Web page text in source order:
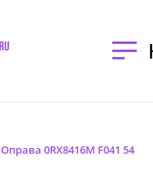
Оправа 0RX8416M F041 54